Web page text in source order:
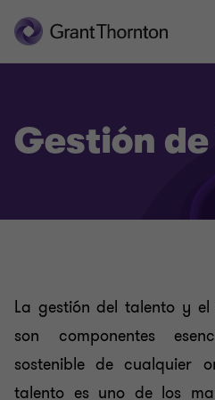
Innovación & Soluciones
Gestión
La gestión del talento y
son componentes
sostenible de cualquier
talento es uno de los